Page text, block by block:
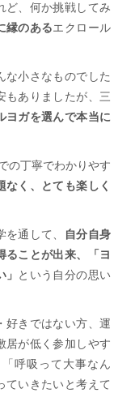
ど、何か挑戦してみ
縁のあるエクロール
な小さなものでした
もありましたが、三
ヨガを選んで本当に
の丁寧でわかりやす
なく、とても楽しく
通して、
自分自身
ることが出来、「ヨ
という自分の思い
好きではない方、運
居が低く参加しやす
呼吸って大事なん
ていきたいと考えて